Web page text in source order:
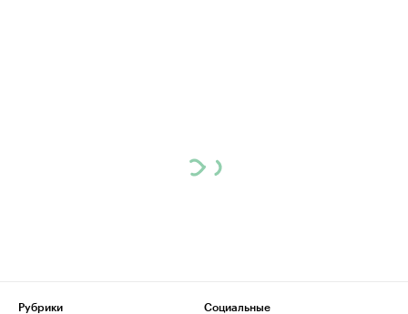
Рубрики
Социальные